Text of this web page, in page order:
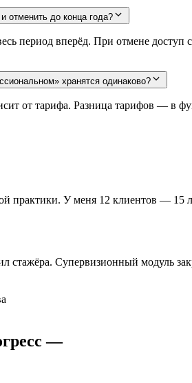
отменить до конца года?
период вперёд. При отмене
хранятся одинаково?
от тарифа. Разница тарифов — в
практики. У меня 12 клиентов —
стажёра. Супервизионный модуль
—